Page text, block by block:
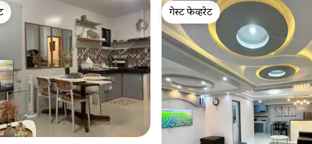
गेस्ट फेव्हरेट
गेस्ट फेव्हरेट